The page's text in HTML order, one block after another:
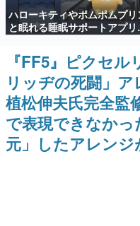
新世代に訊
これからのデジ
の姿を追い、彼
ゲーム世代
ゲームに多大な
日本のコンテン
画です。
日本モバイ
日本のモバイル
ルを網羅するほ
解説を掲載。
ハローキティやポムポムプリ
と眠れる睡眠サポートアプリ
『ゆめたび』が配信中。キャ
ごとのASMRや目覚ましアラー
ムも搭載
『FF5』ピクセ
リッヂの死闘」ア
植松伸夫氏完全監
で表現できなかっ
元」したアレンジ